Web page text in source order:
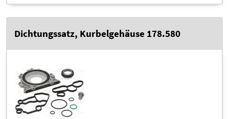
Dichtungssatz, Kurbelgehäuse 178.580